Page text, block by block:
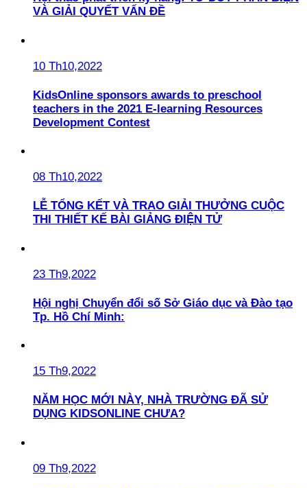
VÀ GIẢI QUYẾT VẤN ĐỀ
10 Th10,2022
KidsOnline sponsors awards to preschool
teachers in the 2021 E-learning Resources
Development Contest
08 Th10,2022
LỄ TỔNG KẾT VÀ TRAO GIẢI THƯỞNG CUỘC
THI THIẾT KẾ BÀI GIẢNG ĐIỆN TỬ
23 Th9,2022
Hội nghị Chuyển đổi số Sở Giáo dục và Đào tạo
Tp. Hồ Chí Minh:
15 Th9,2022
NĂM HỌC MỚI NÀY, NHÀ TRƯỜNG ĐÃ SỬ
DỤNG KIDSONLINE CHƯA?
09 Th9,2022